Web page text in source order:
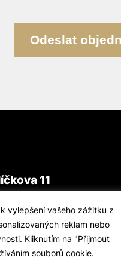
vylepšení vašeho zážitku z
reklam nebo
Kliknutím na "Přijmout
souborů cookie.
Odeslat
11
prohlídka
fashion, s.r.o.